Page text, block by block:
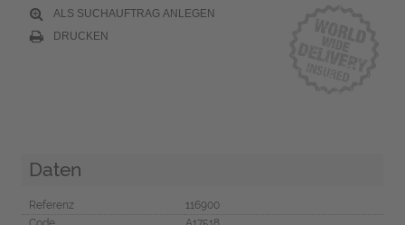
ALS SUCHAUFTRAG ANLEGEN
DRUCKEN
Daten
Referenz
116900